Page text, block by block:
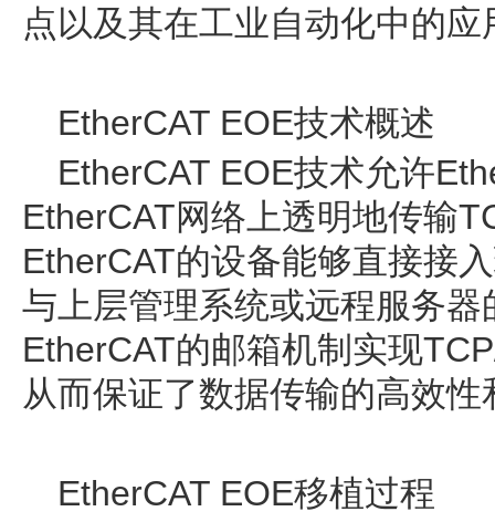
点以及其在工业自动化中的应
EtherCAT EOE技术概述
EtherCAT EOE技术允许
EtherCAT网络上透明地传输
EtherCAT的设备能够直接接
与上层管理系统或远程服务
EtherCAT的邮箱机制实现
从而保证了数据传输的高效性
EtherCAT EOE移植过程